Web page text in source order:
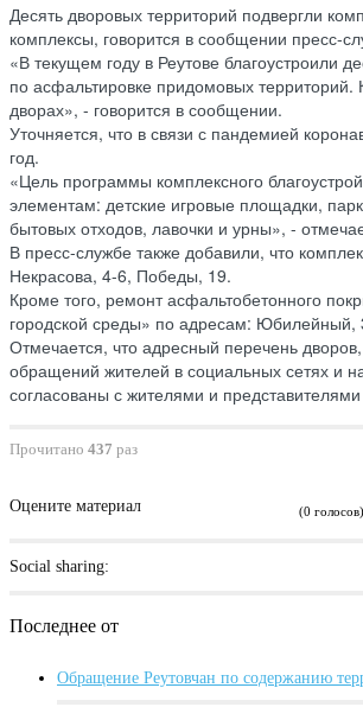
Десять дворовых территорий подвергли
комплексы, говорится в сообщении пресс-
«В текущем году в Реутове благоустроили
по асфальтировке придомовых
дворах», - говорится в сообщении.
Уточняется, что в связи с пандемией
год.
«Цель программы комплексного
элементам: детские игровые площадки,
бытовых отходов, лавочки и урны», -
В пресс-службе также добавили, что
Некрасова, 4-6, Победы, 19.
Кроме того, ремонт асфальтобетонного
городской среды» по адресам:
Отмечается, что адресный перечень
обращений жителей в социальных сетях и
согласованы с жителями и
Прочитано 437 раз
Оцените материал (0 голосов)
Social sharing:
Последнее от
Обращение Реутовчан по содержанию